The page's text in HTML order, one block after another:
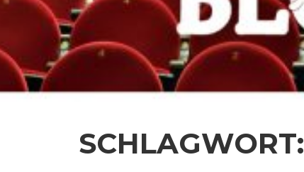
SCHLAGWORT: